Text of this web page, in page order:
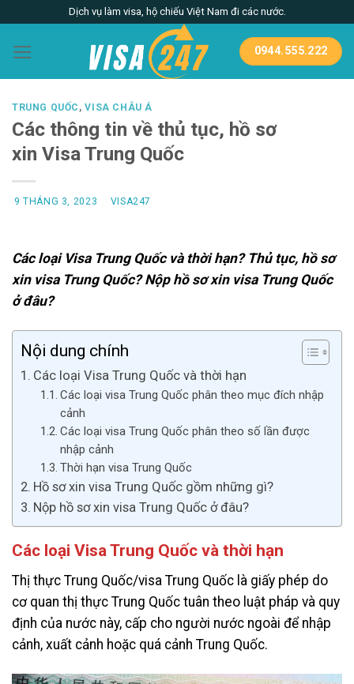
content
Dịch vụ làm visa, hộ chiếu Việt Nam đi các nước.
0944.555.222
TRUNG QUỐC ,VISA CHÂU Á
Các thông tin về thủ tục, hồ sơ
xin Visa Trung Quốc
9 THÁNG 3, 2023 VISA247
Các loại Visa Trung Quốc và thời hạn? Thủ tục, hồ sơ
xin visa Trung Quốc? Nộp hồ sơ xin visa Trung Quốc
ở đâu?
Nội dung chính
Các loại Visa Trung Quốc và thời hạn
Các loại visa Trung Quốc phân theo mục đích nhập
cảnh
Các loại visa Trung Quốc phân theo số lần được
nhập cảnh
Thời hạn visa Trung Quốc
Hồ sơ xin visa Trung Quốc gồm những gì?
Nộp hồ sơ xin visa Trung Quốc ở đâu?
Các loại Visa Trung Quốc và thời hạn
Thị thực Trung Quốc/visa Trung Quốc là giấy phép do
cơ quan thị thực Trung Quốc tuân theo luật pháp và quy
định của nước này, cấp cho người nước ngoài để nhập
cảnh, xuất cảnh hoặc quá cảnh Trung Quốc.